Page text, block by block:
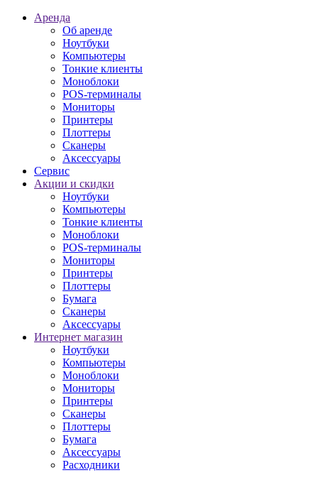
Аренда
Об аренде
Ноутбуки
Компьютеры
Тонкие клиенты
Моноблоки
POS-терминалы
Мониторы
Принтеры
Плоттеры
Сканеры
Аксессуары
Сервис
Акции и скидки
Ноутбуки
Компьютеры
Тонкие клиенты
Моноблоки
POS-терминалы
Мониторы
Принтеры
Плоттеры
Бумага
Сканеры
Аксессуары
Интернет магазин
Ноутбуки
Компьютеры
Моноблоки
Мониторы
Принтеры
Сканеры
Плоттеры
Бумага
Аксессуары
Расходники